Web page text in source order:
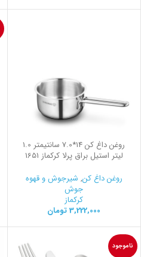
روغن داغ کن 14*7.0 سانتیمتر 1.0
لیتر استیل براق پرلا کرکماز 1651
روغن داغ کن, شیرجوش و قهوه
جوش
کرکماز
3,222,000 تومان
ناموجود